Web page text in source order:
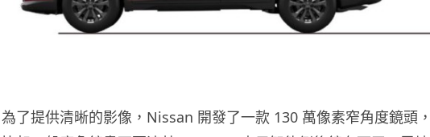
為了提供清晰的影像，Nissan 開發了一款 130 萬像素窄角度鏡頭，